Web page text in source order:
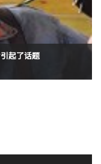
起了话题